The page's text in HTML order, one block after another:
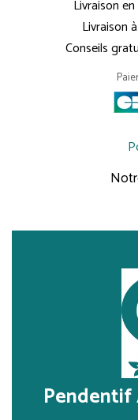
Livraison
Livraison
Conseils
Pendentif